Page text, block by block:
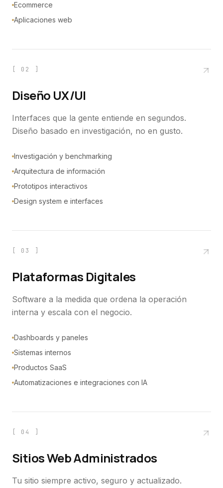
Ecommerce
Aplicaciones web
02
Diseño UX/UI
Interfaces que la gente entiende en segundos.
Diseño basado en investigación, no en gusto.
Investigación y benchmarking
Arquitectura de información
Prototipos interactivos
Design system e interfaces
03
Plataformas Digitales
Software a la medida que ordena la operación
interna y escala con el negocio.
Dashboards y paneles
Sistemas internos
Productos SaaS
Automatizaciones e integraciones con IA
04
Sitios Web Administrados
Tu sitio siempre activo, seguro y actualizado.